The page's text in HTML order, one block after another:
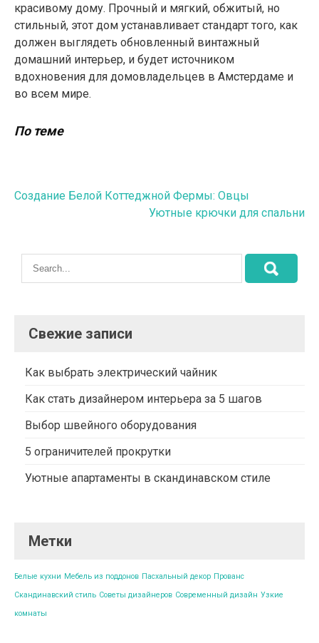
красивому дому. Прочный и мягкий, обжитый, но
стильный, этот дом устанавливает стандарт того, как
должен выглядеть обновленный винтажный
домашний интерьер, и будет источником
вдохновения для домовладельцев в Амстердаме и
во всем мире.
По теме
Навигация
Создание Белой Коттеджной Фермы: Овцы
Уютные крючки для спальни
Свежие записи
Как выбрать электрический чайник
Как стать дизайнером интерьера за 5 шагов
Выбор швейного оборудования
5 ограничителей прокрутки
Уютные апартаменты в скандинавском стиле
Метки
Белые кухни Мебель из поддонов Пасхальный декор Прованс
Скандинавский стиль Советы дизайнеров Современный дизайн Узкие
комнаты